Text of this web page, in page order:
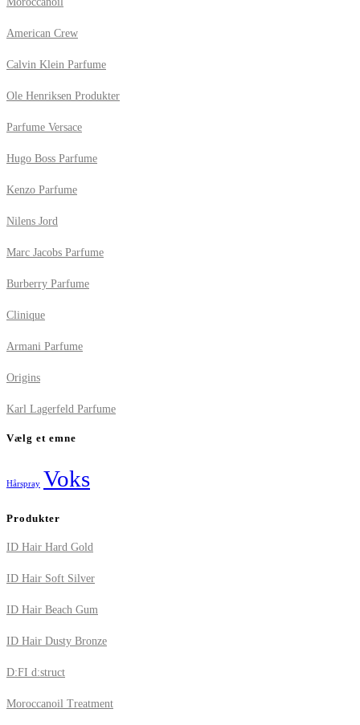
American Crew
Calvin Klein Parfume
Ole Henriksen Produkter
Parfume Versace
Hugo Boss Parfume
Kenzo Parfume
Nilens Jord
Marc Jacobs Parfume
Burberry Parfume
Clinique
Armani Parfume
Origins
Karl Lagerfeld Parfume
Vælg et emne
Hårspray Voks
Produkter
ID Hair Hard Gold
ID Hair Soft Silver
ID Hair Beach Gum
ID Hair Dusty Bronze
D:FI d:struct
Moroccanoil Treatment